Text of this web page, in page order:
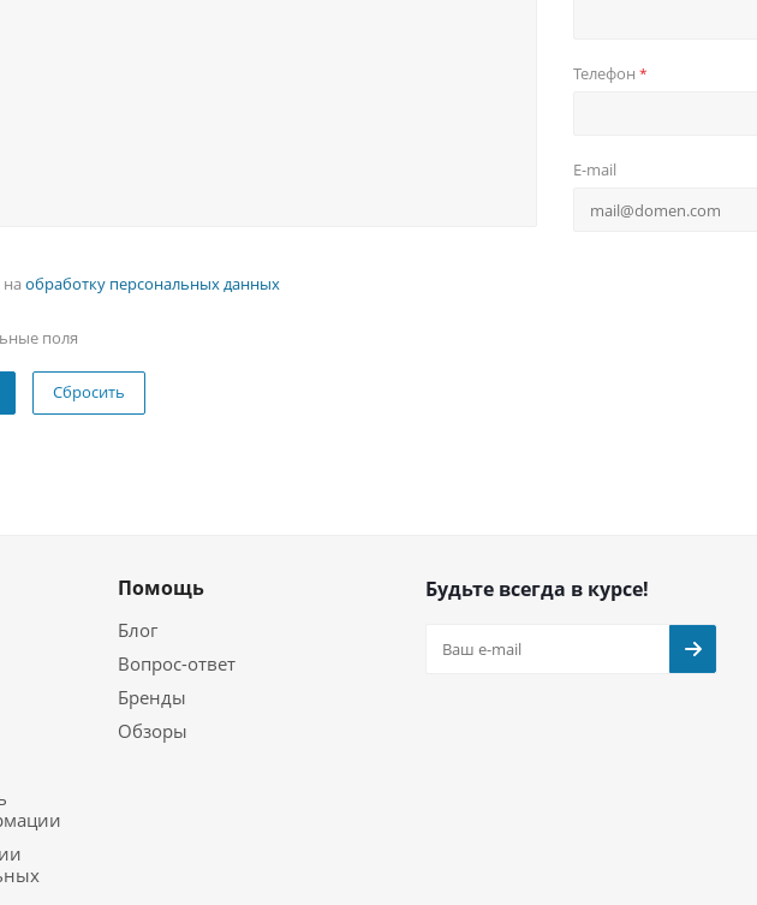
Телефон *
E-mail
на обработку персональных данных
поля
Сбросить
Помощь
Блог
Вопрос-ответ
Бренды
Обзоры
Будьте всегда в курсе!